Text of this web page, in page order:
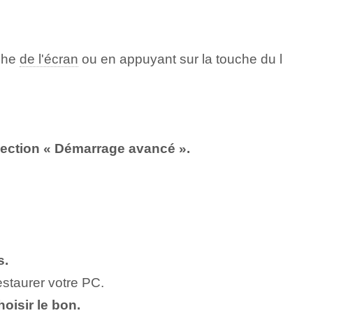
de l'écran ou en appuyant sur la touche du l
« Démarrage avancé ».
votre PC.
le bon.